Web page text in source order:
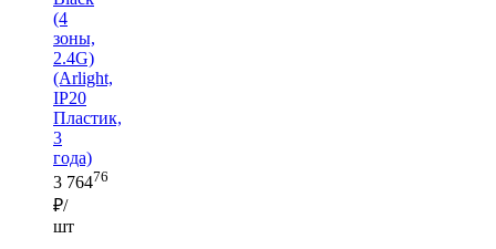
(4
зоны,
2.4G)
(Arlight,
IP20
Пластик,
3
года)
3 76476
₽/
шт